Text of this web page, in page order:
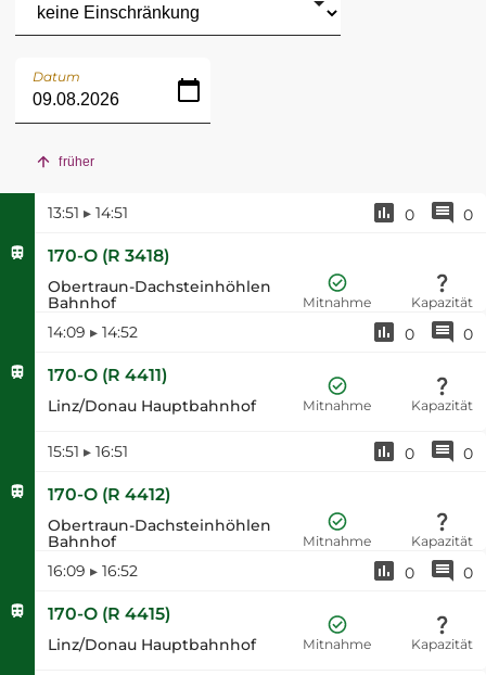
Datum
früher
13:51 ▸ 14:51 0 0
170-O(R 3418)
Obertraun-Dachsteinhöhlen
Bahnhof
Mitnahme Kapazität
14:09 ▸ 14:52 0 0
170-O (R 4411)
Linz/Donau Hauptbahnhof Mitnahme Kapazität
15:51 ▸ 16:51 0 0
170-O(R 4412)
Obertraun-Dachsteinhöhlen
Bahnhof
Mitnahme Kapazität
16:09 ▸ 16:52 0 0
170-O (R 4415)
Linz/Donau Hauptbahnhof Mitnahme Kapazität